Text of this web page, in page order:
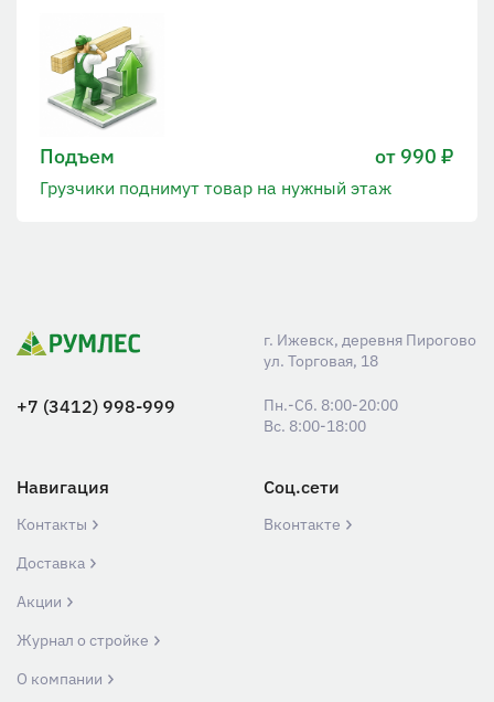
Подъем от 990 ₽
Грузчики поднимут товар на нужный этаж
г. Ижевск, деревня Пирогово
ул. Торговая, 18
+7 (3412) 998-999
Пн.-Сб. 8:00-20:00
Вс. 8:00-18:00
Навигация
Контакты
Доставка
Акции
Журнал о стройке
О компании
Соц.сети
Вконтакте